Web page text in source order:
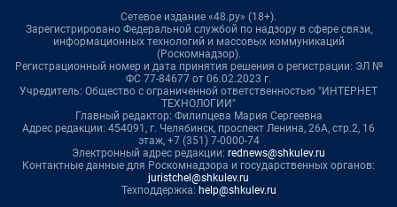
Сетевое издание «48.ру» (18+).
Зарегистрировано Федеральной службой по надзору в сфере связи,
информационных технологий и массовых коммуникаций
(Роскомнадзор).
Регистрационный номер и дата принятия решения о регистрации: ЭЛ №
ФС 77-84677 от 06.02.2023 г.
Учредитель: Общество с ограниченной ответственностью "ИНТЕРНЕТ
ТЕХНОЛОГИИ"
Главный редактор: Филипцева Мария Сергеевна
Адрес редакции: 454091, г. Челябинск, проспект Ленина, 26А, стр.2, 16
этаж, +7 (351) 7-0000-74
Электронный адрес редакции: rednews@shkulev.ru
Контактные данные для Роскомнадзора и государственных органов:
juristchel@shkulev.ru
Техподдержка: help@shkulev.ru